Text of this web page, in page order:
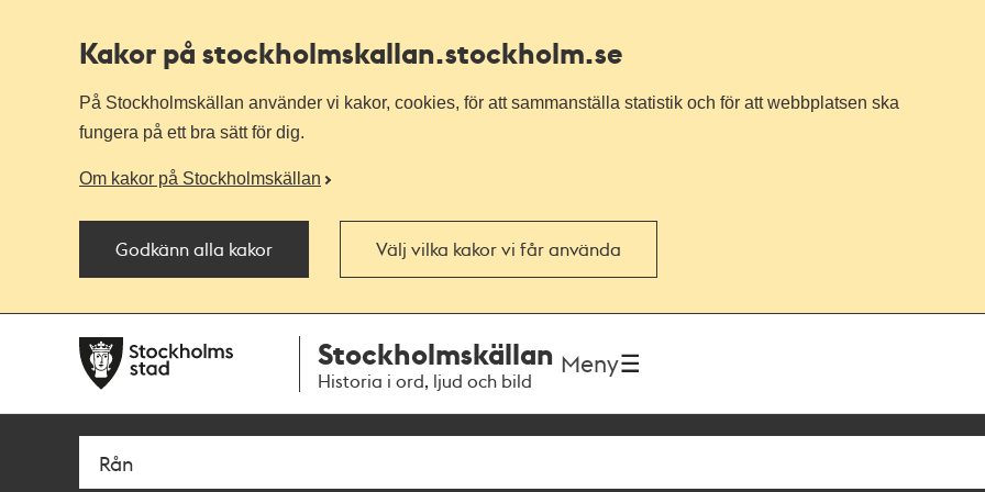
Kakor på stockholmskallan.stockholm.se
På Stockholmskällan använder vi kakor, cookies, för att sammanställa statistik och för att webbplatsen ska
fungera på ett bra sätt för dig.
Om kakor på Stockholmskällan
Godkänn alla kakor Välj vilka kakor vi får använda
navigationen
huvudinnehållet
Stockholmskällan
Historia i ord, ljud och bild
Meny
SökFritextsök